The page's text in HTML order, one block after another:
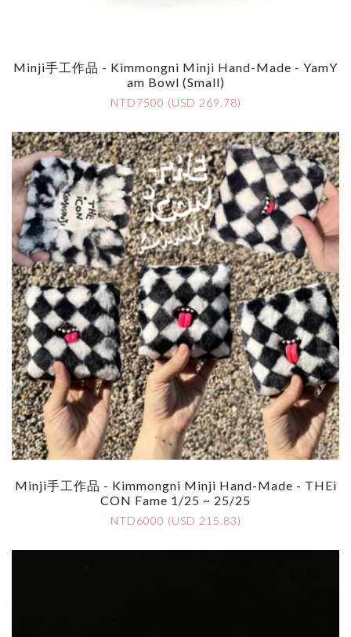
Minji手工作品 - Kimmongni Minji Hand-Made - YamY
Am Bowl (Small)
NTD7500 (USD 269.78)
Minji手工作品 - Kimmongni Minji Hand-Made - THEi
CON Fame 1/25 ~ 25/25
NTD6000 (USD 215.83)